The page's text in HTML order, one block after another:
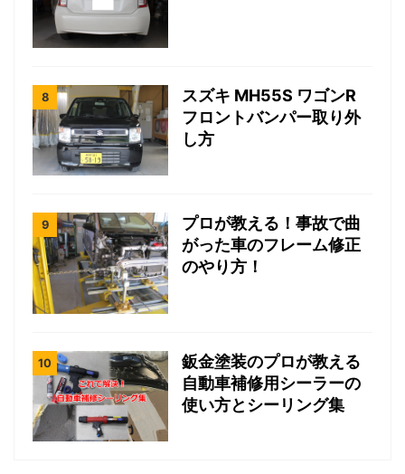
スズキ MH55S ワゴンR
フロントバンパー取り外
し方
プロが教える！事故で曲
がった車のフレーム修正
のやり方！
鈑金塗装のプロが教える
自動車補修用シーラーの
使い方とシーリング集